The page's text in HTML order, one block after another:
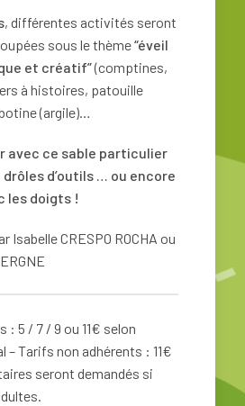
, différentes activités seront
sous le thème“éveil
et créatif”(comptines,
à histoires, patouille
(argile)…
avec ce sable particulier
d’outils … ou encore
les doigts !
Isabelle CRESPO ROCHA ou
: 5 / 7 / 9 ou 11€ selon
Tarifs non adhérents : 11€
seront demandés si